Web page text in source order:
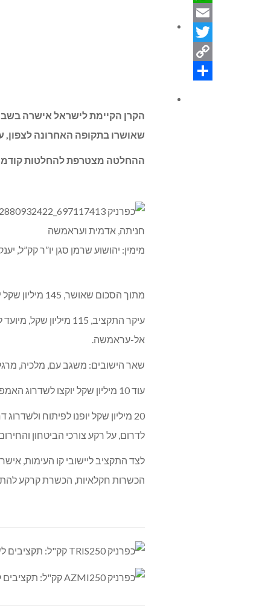
WhatsApp
Email
Twitter
Copy
שאושרו בתקופה האחרונה
ההחלטה מצטרפת להחלטות קודמות שהתקבלו
מימין: יהושוע שרמן סגן יו”ר קק”ל,
מתוך הסכום שאושר, 145 מיליון שקל יוקצו ליישובי קו העימות בצפון.
אל-עראמשה.
שאר הישובים: משגב עם, מלכיה,
עוד 10 מיליון שקל יוקצו לשדרוג האמפי בבית לוחמי הגטאות – כפרויקט אזורי משמעותי בתחומי התרבות והפנאי.
20 מיליון שקל יופנו לפיתוח
לדרום, על רקע צורכי הביטחון
הכשרות חקלאיות, הכשרת קרקע